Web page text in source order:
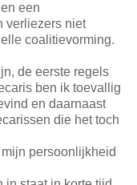
een
verliezers niet
coalitievorming.
de eerste regels
ben ik toevallig
en daarnaast
die het toch
persoonlijkheid